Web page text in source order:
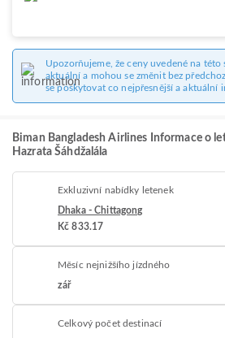
Upozorňujeme, že ceny uvedené na této
aktuální a mohou se změnit bez
se poskytovat co nejpřesnější a aktuální
Biman Bangladesh Airlines Informace o
Hazrata Šáhdžalála
Exkluzivní nabídky letenek
Dhaka - Chittagong
Kč 833.17
Měsíc nejnižšího jízdného
zář
Celkový počet destinací